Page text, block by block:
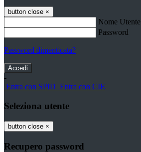
button close ×
Nome Utente
Password
Password dimenticata?
-
Entra con SPID Entra con CIE
Seleziona utente
button close ×
Recupero password